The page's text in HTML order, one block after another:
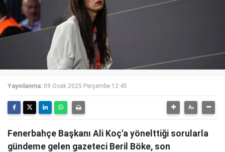
Yayınlanma: 09 Ocak 2025 Perşembe 12:45
Fenerbahçe Başkanı Ali Koç'a yönelttiği sorularla
gündeme gelen gazeteci Beril Böke, son